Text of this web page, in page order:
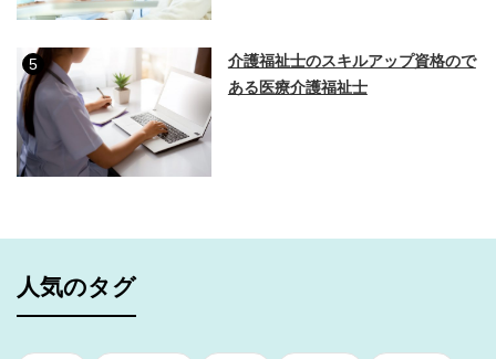
5
介護福祉士のスキルアップ資格ので
ある医療介護福祉士
人気のタグ